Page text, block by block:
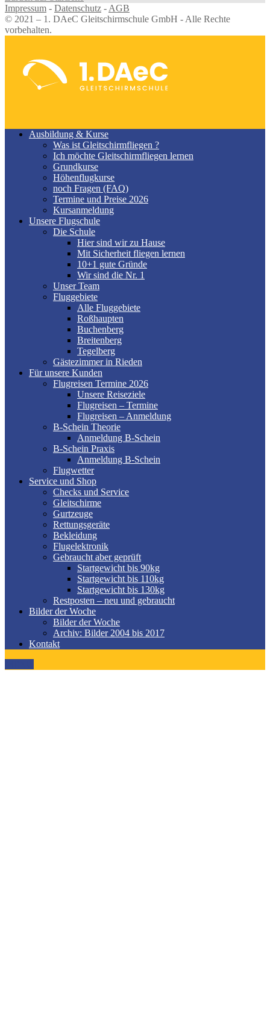
Impressum - Datenschutz - AGB
© 2021 – 1. DAeC Gleitschirmschule GmbH - Alle Rechte
vorbehalten.
Ausbildung & Kurse
Was ist Gleitschirmfliegen ?
Ich möchte Gleitschirmfliegen lernen
Grundkurse
Höhenflugkurse
noch Fragen (FAQ)
Termine und Preise 2026
Kursanmeldung
Unsere Flugschule
Die Schule
Hier sind wir zu Hause
Mit Sicherheit fliegen lernen
10+1 gute Gründe
Wir sind die Nr. 1
Unser Team
Fluggebiete
Alle Fluggebiete
Roßhaupten
Buchenberg
Breitenberg
Tegelberg
Gästezimmer in Rieden
Für unsere Kunden
Flugreisen Termine 2026
Unsere Reiseziele
Flugreisen – Termine
Flugreisen – Anmeldung
B-Schein Theorie
Anmeldung B-Schein
B-Schein Praxis
Anmeldung B-Schein
Flugwetter
Service und Shop
Checks und Service
Gleitschirme
Gurtzeuge
Rettungsgeräte
Bekleidung
Flugelektronik
Gebraucht aber geprüft
Startgewicht bis 90kg
Startgewicht bis 110kg
Startgewicht bis 130kg
Restposten – neu und gebraucht
Bilder der Woche
Bilder der Woche
Archiv: Bilder 2004 bis 2017
Kontakt